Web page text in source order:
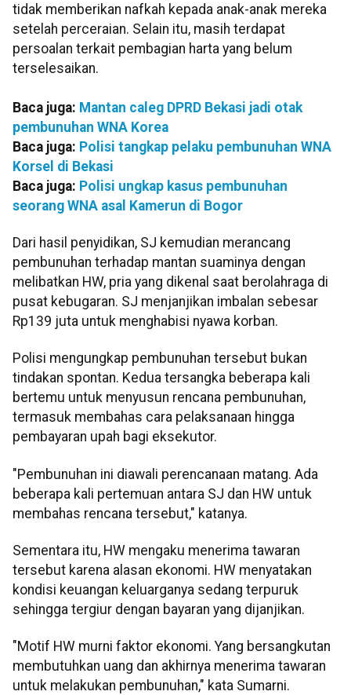
tidak memberikan nafkah kepada anak-anak mereka
setelah perceraian. Selain itu, masih terdapat
persoalan terkait pembagian harta yang belum
terselesaikan.
Baca juga: Mantan caleg DPRD Bekasi jadi otak
pembunuhan WNA Korea
Baca juga: Polisi tangkap pelaku pembunuhan WNA
Korsel di Bekasi
Baca juga: Polisi ungkap kasus pembunuhan
seorang WNA asal Kamerun di Bogor
Dari hasil penyidikan, SJ kemudian merancang
pembunuhan terhadap mantan suaminya dengan
melibatkan HW, pria yang dikenal saat berolahraga di
pusat kebugaran. SJ menjanjikan imbalan sebesar
Rp139 juta untuk menghabisi nyawa korban.
Polisi mengungkap pembunuhan tersebut bukan
tindakan spontan. Kedua tersangka beberapa kali
bertemu untuk menyusun rencana pembunuhan,
termasuk membahas cara pelaksanaan hingga
pembayaran upah bagi eksekutor.
"Pembunuhan ini diawali perencanaan matang. Ada
beberapa kali pertemuan antara SJ dan HW untuk
membahas rencana tersebut," katanya.
Sementara itu, HW mengaku menerima tawaran
tersebut karena alasan ekonomi. HW menyatakan
kondisi keuangan keluarganya sedang terpuruk
sehingga tergiur dengan bayaran yang dijanjikan.
"Motif HW murni faktor ekonomi. Yang bersangkutan
membutuhkan uang dan akhirnya menerima tawaran
untuk melakukan pembunuhan," kata Sumarni.